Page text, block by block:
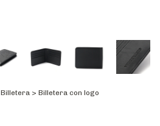
Billetera > Billetera con logo